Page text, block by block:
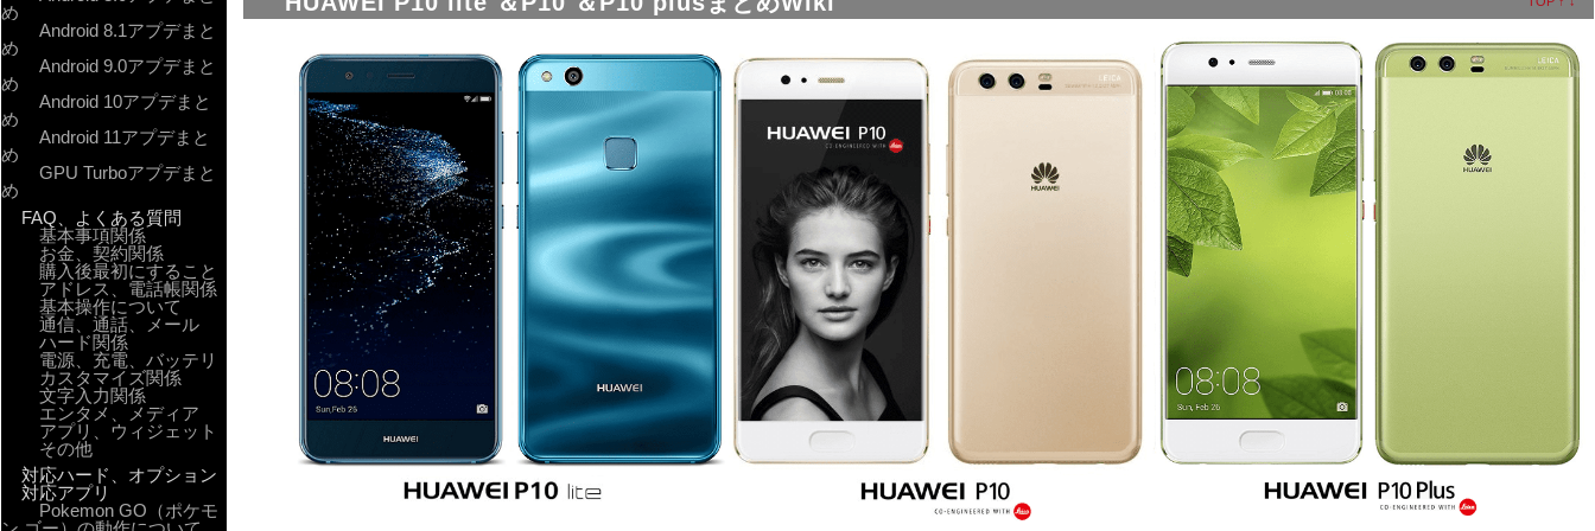
め
Android 8.1アプデまと
め
Android 9.0アプデまと
め
Android 10アプデまと
め
Android 11アプデまと
め
GPU Turboアプデまと
め
FAQ、よくある質問
基本事項関係
お金、契約関係
購入後最初にすること
アドレス、電話帳関係
基本操作について
通信、通話、メール
ハード関係
電源、充電、バッテリ
カスタマイズ関係
文字入力関係
エンタメ、メディア
アプリ、ウィジェット
その他
対応ハード、オプション
対応アプリ
Pokemon GO（ポケモ